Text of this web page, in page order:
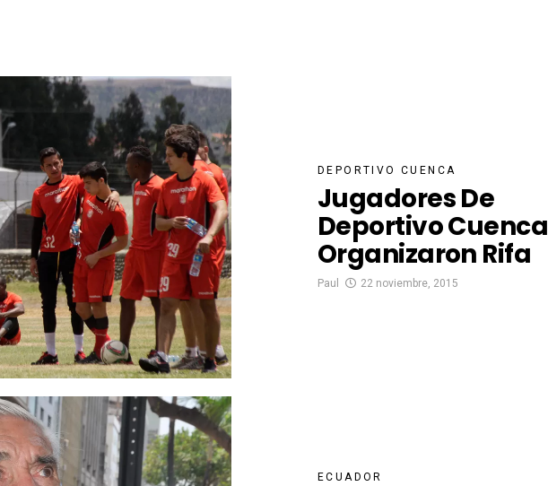
DEPORTIVO CUENCA
Jugadores De
Deportivo Cuenca
Organizaron Rifa
Paul 22 noviembre, 2015
ECUADOR